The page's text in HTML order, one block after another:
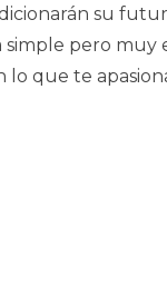
su
pero muy
lo que te